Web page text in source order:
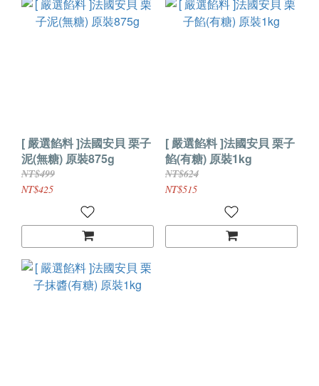
[ 嚴選餡料 ]法國安貝 栗子
泥(無糖) 原裝875g
NT$499
NT$425
[ 嚴選餡料 ]法國安貝 栗子
餡(有糖) 原裝1kg
NT$624
NT$515